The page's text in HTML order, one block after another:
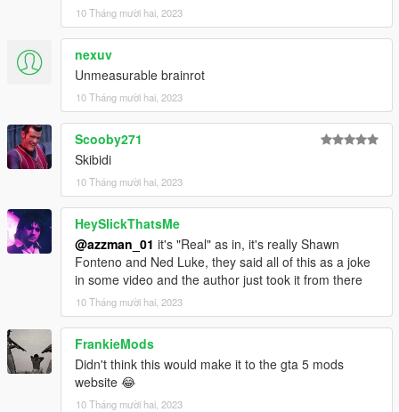
10 Tháng mười hai, 2023
nexuv
Unmeasurable brainrot
10 Tháng mười hai, 2023
Scooby271
Skibidi
10 Tháng mười hai, 2023
HeySlickThatsMe
@azzman_01 it's "Real" as in, it's really Shawn
Fonteno and Ned Luke, they said all of this as a joke
in some video and the author just took it from there
10 Tháng mười hai, 2023
FrankieMods
Didn't think this would make it to the gta 5 mods
website 😂
10 Tháng mười hai, 2023